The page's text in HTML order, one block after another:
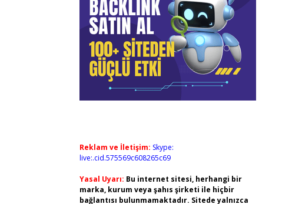
Reklam ve İletişim: Skype:
live:.cid.575569c608265c69
Yasal Uyarı: Bu internet sitesi, herhangi bir
marka, kurum veya şahıs şirketi ile hiçbir
bağlantısı bulunmamaktadır. Sitede yalnızca